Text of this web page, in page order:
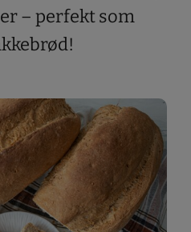
– perfekt som